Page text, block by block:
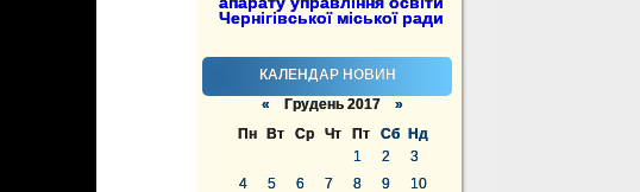
Чернігівської міської ради
КАЛЕНДАР НОВИН
« Грудень 2017 »
Пн
Вт Ср Чт Пт Сб
Нд
1
2
3
4
5 6 7 8 9
10